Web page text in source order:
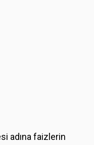
adına faizlerin